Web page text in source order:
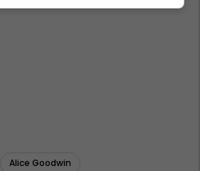
Alice Goodwin